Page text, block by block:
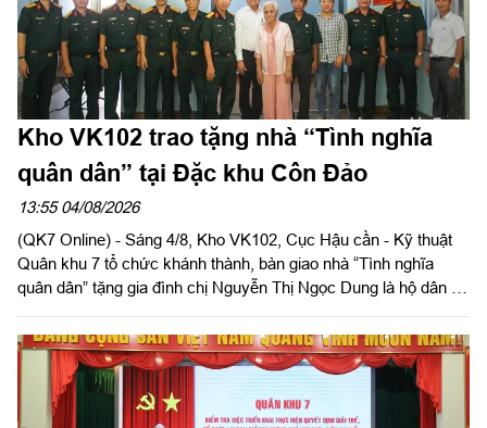
Kho VK102 trao tặng nhà “Tình nghĩa
quân dân” tại Đặc khu Côn Đảo
13:55 04/08/2026
(QK7 Online) - Sáng 4/8, Kho VK102, Cục Hậu cần - Kỹ thuật
Quân khu 7 tổ chức khánh thành, bàn giao nhà “Tình nghĩa
quân dân” tặng gia đình chị Nguyễn Thị Ngọc Dung là hộ dân có
Đảo, Thành phố Hồ Chí Minh. Đại tá Phạm Ngọc Sơn, Chính
ủy Cục Hậu cần - Kỹ thuật Quân khu đến dự và phát biểu chúc
mừng.